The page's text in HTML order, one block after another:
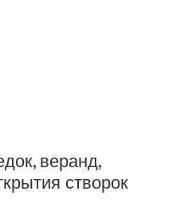
веранд,
створок